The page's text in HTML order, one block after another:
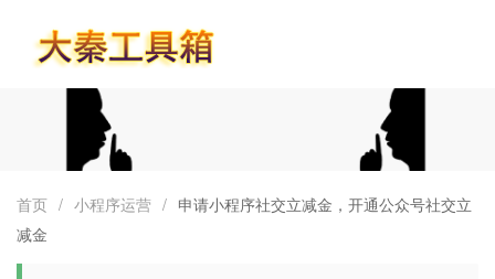
首页 / 小程序运营 / 申请小程序社交立减金，开通公众号社交立
减金